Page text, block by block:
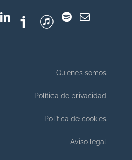
Quiénes somos
Política de privacidad
Política de cookies
Aviso legal